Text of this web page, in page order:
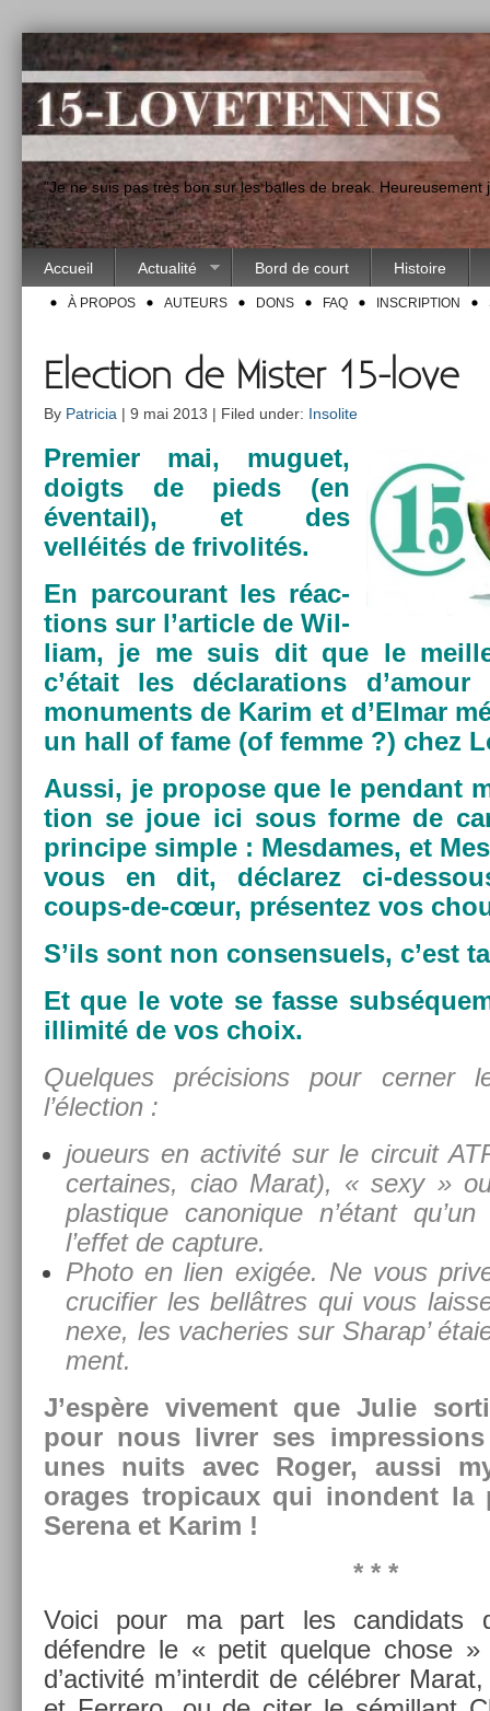
"Je ne suis pas très bon sur les balles de break.
Accueil Actualité Bord de court Histoire
À PROPOS AUTEURS DONS FAQ INSCRIPTION
Election de Mister 15-love
By Patricia | 9 mai 2013 | Filed under: Insolite
Pre­mi­er mai, muguet,
doigts de pieds (en
éven­tail), et des
velléités de frivolités.
En par­courant les réac­
tions sur l’ar­ticle de Wil­
liam, je me suis dit que le
c’était les déclara­tions
monu­ments de Karim et d’Elmar
un hall of fame (of femme ?) chez
Aussi, je pro­pose que le pen­dant
tion se joue ici sous forme de
prin­cipe sim­ple : Mes­dames, et
vous en dit, déclarez ci-
coups-de-cœur, présen­tez vos
S’ils sont non con­sen­suels, c’est
Et que le vote se fasse
il­limité de vos choix.
Quel­ques précis­ions pour cern­er
l’élec­tion :
joueurs en ac­tivité sur le cir­cuit
cer­taines, ciao Marat), « sexy »
plas­tique canonique n’étant
l’effet de cap­ture.
Photo en lien exigée. Ne vous
crucifi­er les bellâtres qui vous
nexe, les vac­he­ries sur Sharap’
ment.
J’espère vive­ment que Julie
pour nous li­vr­er ses
unes nuits avec Roger, aussi
orages tropicaux qui in­on­dent la
Serena et Karim !
* * *
Voici pour ma part les can­didats
défendre le « petit quel­que chose
d’ac­tivité m’in­terdit de célébrer